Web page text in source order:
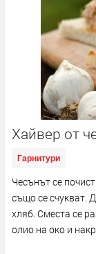
Хайвер от
Гарнитури
Чесънът се
също се счукват.
хляб. Сместа се
олио на око и